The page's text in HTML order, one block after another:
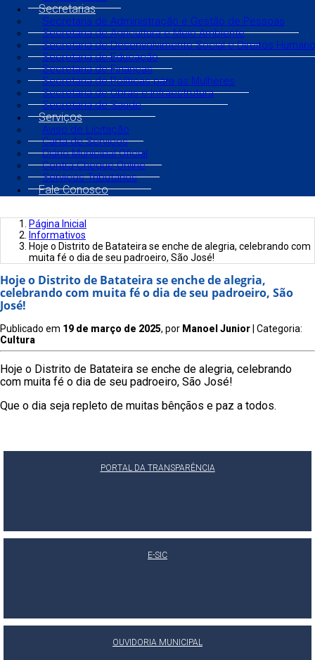
Secretarias
Secretaria de Administração e Gestão de Pessoas
Secretaria de Agricultura e Meio Ambiente
Secretaria de Desenvolvimento Social e Direitos
Secretaria de Educação
Secretaria de Finanças
Secretaria de Políticas para as Mulheres
Secretaria de Obras e Infraestrutura
Secretaria de Saúde
Serviços
Aviso de Licitação
Carta de Serviços
Diário Municipal Oficial
Contra Cheque Online
Serviços Tributários
Fale Conosco
Página Inicial
Informativos
Hoje o Distrito de Batateira se enche de alegria, celebrando com
muita fé o dia de seu padroeiro, São José!
Hoje o Distrito de Batateira se enche de alegria,
celebrando com muita fé o dia de seu padroeiro, São
José!
Publicado em 19 de março de 2025, por Manoel Junior | Categoria:
Cultura
Hoje o Distrito de Batateira se enche de alegria, celebrando
com muita fé o dia de seu padroeiro, São José!
Que o dia seja repleto de muitas bênçãos e paz a todos.
PORTAL DA TRANSPARÊNCIA
E-SIC
OUVIDORIA MUNICIPAL